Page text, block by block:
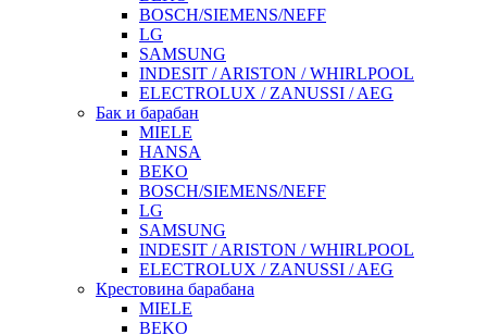
BOSCH/SIEMENS/NEFF
LG
SAMSUNG
INDESIT / ARISTON / WHIRLPOOL
ELECTROLUX / ZANUSSI / AEG
Бак и барабан
MIELE
HANSA
BEKO
BOSCH/SIEMENS/NEFF
LG
SAMSUNG
INDESIT / ARISTON / WHIRLPOOL
ELECTROLUX / ZANUSSI / AEG
Крестовина барабана
MIELE
BEKO